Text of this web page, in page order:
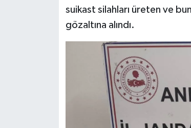
suikast silahları üreten ve
gözaltına alındı.